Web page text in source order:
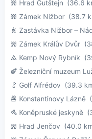
Hrad Gutštejn (36.6
Zámek Nižbor (38.7
Zastávka Nižbor –
Zámek Králův Dvůr
Kemp Nový Rybník
Železniční muzeum
Golf Alfrédov (39.3
Konstantinovy Lázně
Koněpruské jeskyně
Hrad Jenčov (40.0